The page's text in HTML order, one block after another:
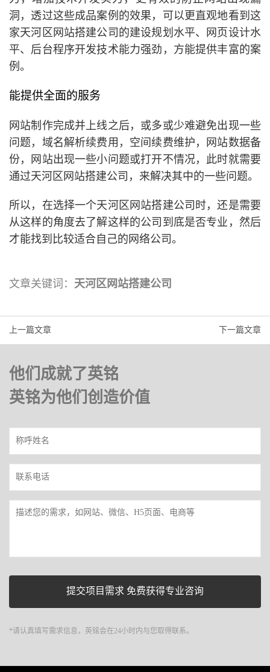
洞，透过这些成品案例的效果，可以更直观地看到这
家天河区网站搭建公司的建设规划水平、网页设计水
平、后台程序开发技术能力强劲，方能提供丰富的案
例。
能提供全面的服务
网站制作完成并上线之后，或多或少难避免出现一些
问题，域名解析续费用，空间续费维护，网站数据备
份，网站出现一些小问题或打开不情况，此时就需要
通过天河区网站搭建公司，来解决其中的一些问题。
所以，在选择一个天河区网站搭建公司时，还是需要
从这样的角度去了解这样的公司到底是否专业，然后
才能找到比较适合自己的网络公司。
文章关键词： 天河区网站搭建公司
上一篇文章 下一篇文章
他们成就了英铭
英铭为他们创造价值
*请认真填写需求信息，英铭会在24小时内与您取得联系。